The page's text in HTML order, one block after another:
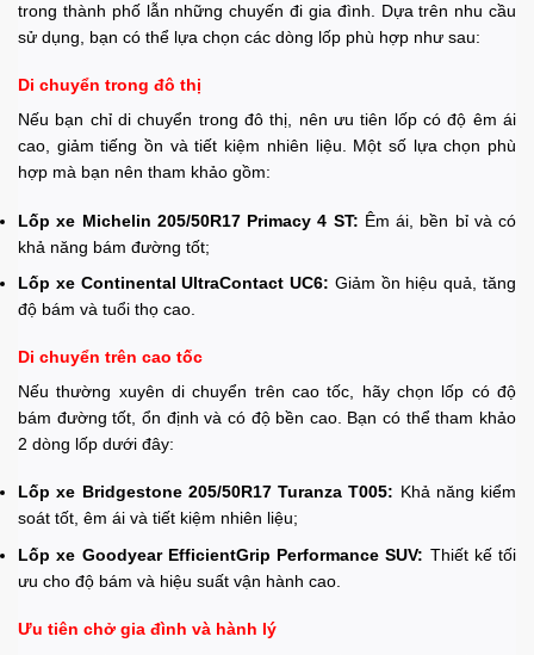
trong thành phố lẫn những chuyến đi gia đình. Dựa trên nhu cầu
sử dụng, bạn có thể lựa chọn các dòng lốp phù hợp như sau:
Di chuyển trong đô thị
Nếu bạn chỉ di chuyển trong đô thị, nên ưu tiên lốp có độ êm ái
cao, giảm tiếng ồn và tiết kiệm nhiên liệu. Một số lựa chọn phù
hợp mà bạn nên tham khảo gồm:
Lốp xe Michelin 205/50R17 Primacy 4 ST: Êm ái, bền bỉ và có
khả năng bám đường tốt;
Lốp xe Continental UltraContact UC6: Giảm ồn hiệu quả, tăng
độ bám và tuổi thọ cao.
Di chuyển trên cao tốc
Nếu thường xuyên di chuyển trên cao tốc, hãy chọn lốp có độ
bám đường tốt, ổn định và có độ bền cao. Bạn có thể tham khảo
2 dòng lốp dưới đây:
Lốp xe Bridgestone 205/50R17 Turanza T005: Khả năng kiểm
soát tốt, êm ái và tiết kiệm nhiên liệu;
Lốp xe Goodyear EfficientGrip Performance SUV: Thiết kế tối
ưu cho độ bám và hiệu suất vận hành cao.
Ưu tiên chở gia đình và hành lý